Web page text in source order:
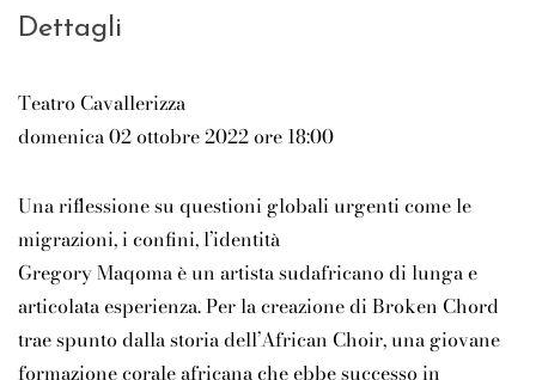
Dettagli
Teatro Cavallerizza
domenica 02 ottobre 2022 ore 18:00
Una riflessione su questioni globali urgenti come le
migrazioni, i confini, l’identità
Gregory Maqoma è un artista sudafricano di lunga e
articolata esperienza. Per la creazione di Broken Chord
trae spunto dalla storia dell’African Choir, una giovane
formazione corale africana che ebbe successo in